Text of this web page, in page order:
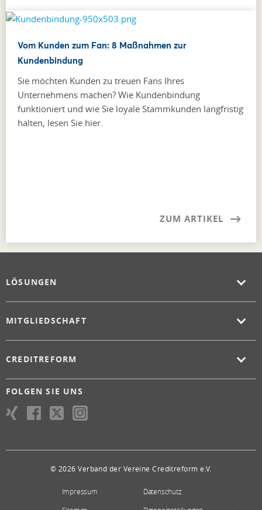
Vom Kunden zum Fan: 8 Maßnahmen zur
Kundenbindung
Sie möchten Kunden zu treuen Fans Ihres
Unternehmens machen? Wie Kundenbindung
funktioniert und wie Sie loyale Stammkunden langfristig
halten, lesen Sie hier.
ZUM ARTIKEL
LÖSUNGEN
MITGLIEDSCHAFT
CREDITREFORM
FOLGEN SIE UNS
© 2026 Verband der Vereine Creditreform e.V.
Impressum
Datenschutz